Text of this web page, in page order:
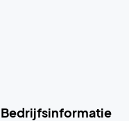
Bedrijfsinformatie